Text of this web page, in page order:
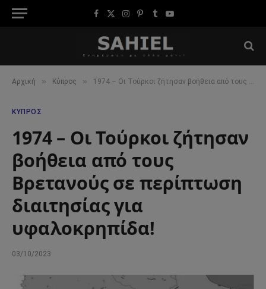
Facebook
X
Instagram
Pinterest
TumblrYouTube
Αρχική » Κύπρος » 1974 – Οι Τούρκοι ζήτησαν βοήθεια από τους Βρετανούς σε περίπτωση διαιτησίας για υφαλοκρηπίδα!
ΚΎΠΡΟΣ
1974 – Οι Τούρκοι ζήτησαν
βοήθεια από τους
Βρετανούς σε περίπτωση
διαιτησίας για
υφαλοκρηπίδα!
03/10/2023